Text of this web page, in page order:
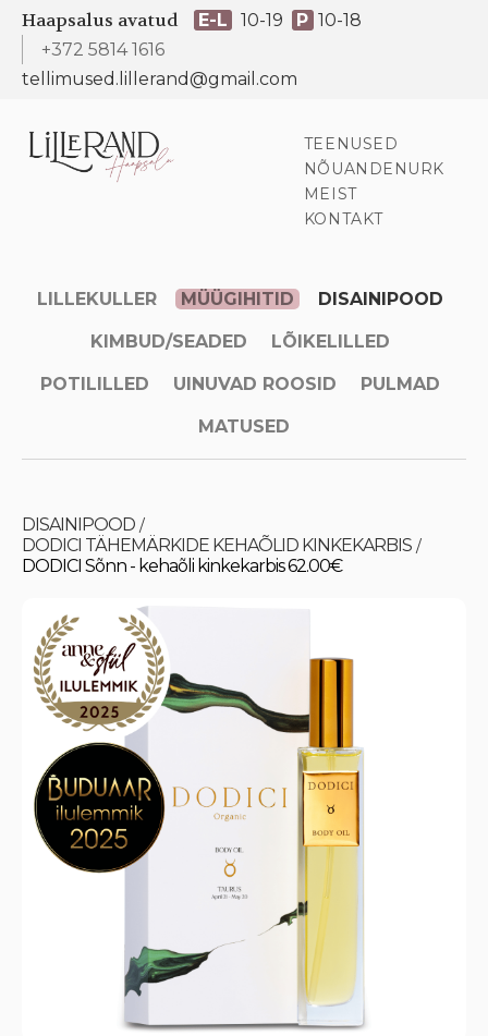
Haapsalus avatud E-L 10-19 P 10-18
+372 5814 1616
tellimused.lillerand@gmail.com
TEENUSED
NÕUANDENURK
MEIST
KONTAKT
LILLEKULLER MÜÜGIHITID DISAINIPOOD
KIMBUD/SEADED LÕIKELILLED
POTILILLED UINUVAD ROOSID PULMAD
MATUSED
DISAINIPOOD /
DODICI TÄHEMÄRKIDE KEHAÕLID KINKEKARBIS /
DODICI Sõnn - kehaõli kinkekarbis 62.00€